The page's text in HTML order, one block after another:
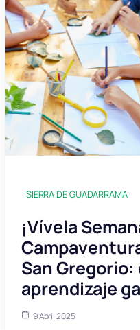
SIERRA DE GUADARRAMA
¡Vívela
San
aprendizaje
9 Abril 2025